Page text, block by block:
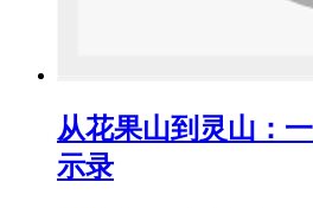
从花果山到灵山：
示录